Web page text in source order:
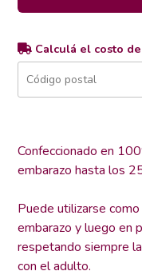
Calculá el costo
Confeccionado en
embarazo hasta los
Puede utilizarse
embarazo y luego en
respetando siempre
con el adulto.